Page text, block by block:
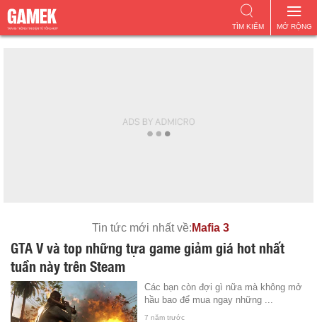
MỞ RỘNG
TÌM KIẾM
Tin tức mới nhất về: Mafia 3
GTA V và top những tựa game giảm giá hot nhất
tuần này trên Steam
Các bạn còn đợi gì nữa mà không mở
hầu bao để mua ngay những ...
7 năm trước